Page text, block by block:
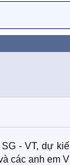
- VT, dự
các anh em